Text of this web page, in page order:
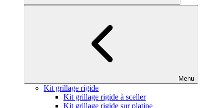
Menu
Kit grillage rigide
Kit grillage rigide à sceller
Kit grillage rigide sur platine